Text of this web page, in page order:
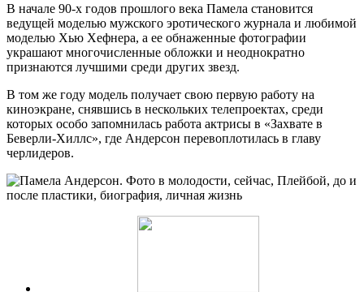
В начале 90-х годов прошлого века Памела становится
ведущей моделью мужского эротического журнала и любимой
моделью Хью Хефнера, а ее обнаженные фотографии
украшают многочисленные обложки и неоднократно
признаются лучшими среди других звезд.
В том же году модель получает свою первую работу на
киноэкране, снявшись в нескольких телепроектах, среди
которых особо запомнилась работа актрисы в «Захвате в
Беверли-Хиллс», где Андерсон перевоплотилась в главу
черлидеров.